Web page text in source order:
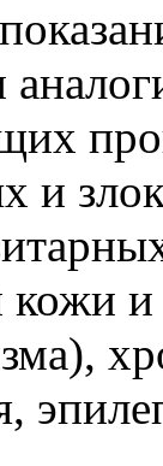
и
кожи